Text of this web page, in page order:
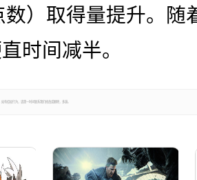
数）取得量提升。
时间减半。
有侵权行为，请第一时间联系我们修改或删除，多谢。